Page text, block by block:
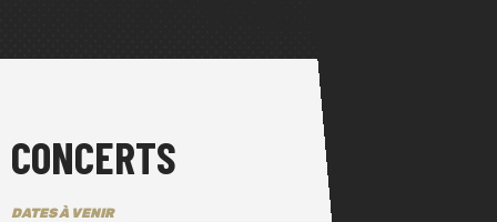
CONCERTS
DATES À VENIR